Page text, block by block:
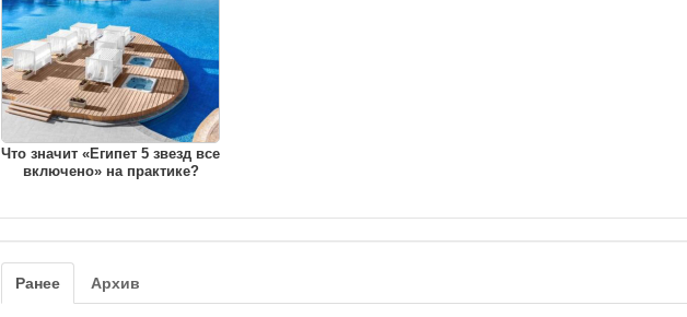
Что значит «Египет 5 звезд все
включено» на практике?
Ранее Архив